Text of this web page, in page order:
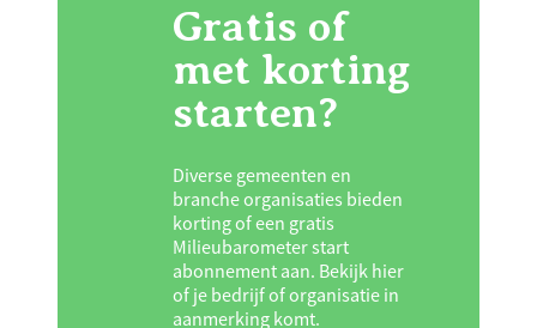
Gratis of
met korting
starten?
Diverse gemeenten en
branche organisaties bieden
korting of een gratis
Milieubarometer start
abonnement aan. Bekijk hier
of je bedrijf of organisatie in
aanmerking komt.